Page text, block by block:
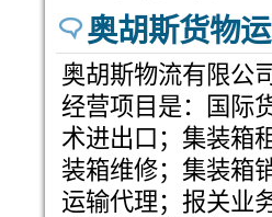
奥胡斯货物
奥胡斯物流有限公
经营项目是：国际
术进出口；集装箱
装箱维修；集装箱
运输代理；报关业